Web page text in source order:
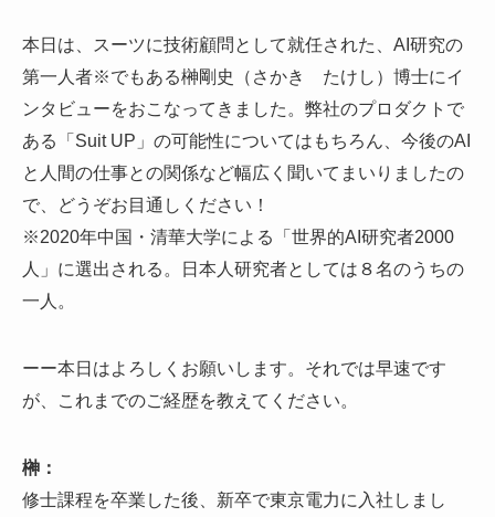
本日は、スーツに技術顧問として就任された、AI研究の
第一人者※でもある榊剛史（さかき たけし）博士にイ
ンタビューをおこなってきました。弊社のプロダクトで
ある「Suit UP」の可能性についてはもちろん、今後のAI
と人間の仕事との関係など幅広く聞いてまいりましたの
で、どうぞお目通しください！
※2020年中国・清華大学による「世界的AI研究者2000
人」に選出される。日本人研究者としては８名のうちの
一人。
ーー本日はよろしくお願いします。それでは早速です
が、これまでのご経歴を教えてください。
榊：
修士課程を卒業した後、新卒で東京電力に入社しまし